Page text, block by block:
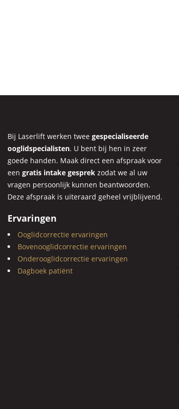
Bij Laserlift werken twee gespecialiseerde
ooglidspecialisten. U bent bij hen in zeer
goede handen. Maak direct een afspraak voor
een gratis intake gesprek zodat we al uw
vragen persoonlijk kunnen beantwoorden.
Deze afspraak is uiteraard geheel vrijblijvend.
Ervaringen
Ooglidcorrectie ervaringen
Bovenooglidcorrectie ervaringen
Onderooglidcorrectie ervaringen
Dagboek patiënt